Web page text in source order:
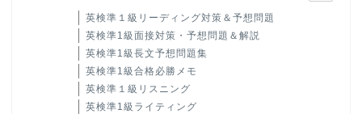
英検準１級リーディング対策＆予想問題
英検準1級面接対策・予想問題＆解説
英検準1級長文予想問題集
英検準1級合格必勝メモ
英検準１級リスニング
英検準1級ライティング